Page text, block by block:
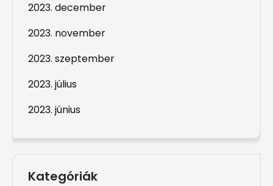
2023. december
2023. november
2023. szeptember
2023. július
2023. június
Kategóriák